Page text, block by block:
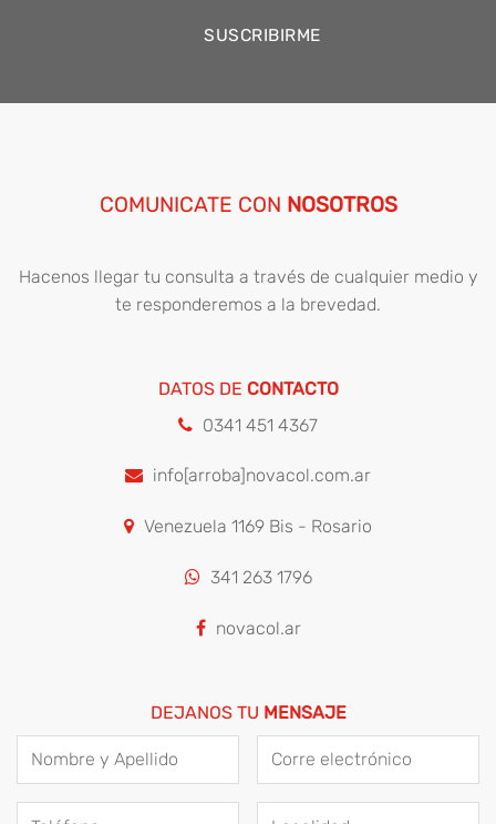
COMUNICATE CON NOSOTROS
Hacenos llegar tu consulta a través de cualquier medio y
te responderemos a la brevedad.
DATOS DE CONTACTO
0341 451 4367
info[arroba]novacol.com.ar
Venezuela 1169 Bis - Rosario
341 263 1796
novacol.ar
DEJANOS TU MENSAJE